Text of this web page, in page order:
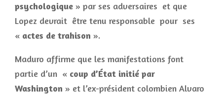
psychologique » par ses adversaires et que
Lopez devrait être tenu responsable pour ses
« actes de trahison ».
Maduro affirme que les manifestations font
partie d’un « coup d’État initié par
Washington » et l’ex-président colombien Alvaro